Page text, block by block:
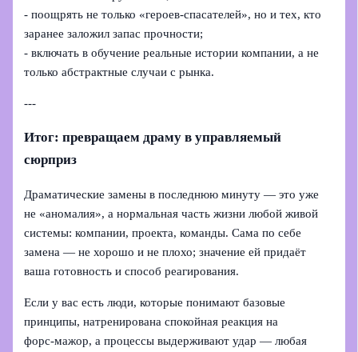
- поощрять не только «героев‑спасателей», но и тех, кто
заранее заложил запас прочности;
- включать в обучение реальные истории компании, а не
только абстрактные случаи с рынка.
---
Итог: превращаем драму в управляемый
сюрприз
Драматические замены в последнюю минуту — это уже
не «аномалия», а нормальная часть жизни любой живой
системы: компании, проекта, команды. Сама по себе
замена — не хорошо и не плохо; значение ей придаёт
ваша готовность и способ реагирования.
Если у вас есть люди, которые понимают базовые
принципы, натренирована спокойная реакция на
форс‑мажор, а процессы выдерживают удар — любая